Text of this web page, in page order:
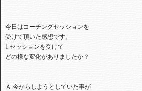
今日はコーチングセッションを
受けて頂いた感想です。
1.セッションを受けて
どの様な変化がありましたか？
Ａ.今からしようとしていた事が